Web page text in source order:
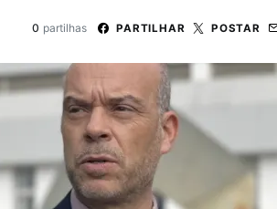
0 partilhas PARTILHAR POSTAR